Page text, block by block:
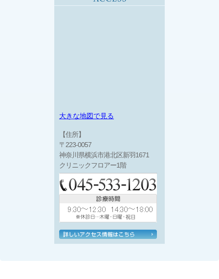
大きな地図で見る
【住所】
〒223-0057
神奈川県横浜市港北区新羽1671
クリニックフロアー1階